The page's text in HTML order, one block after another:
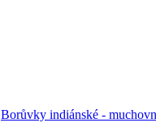
Borůvky indiánské -